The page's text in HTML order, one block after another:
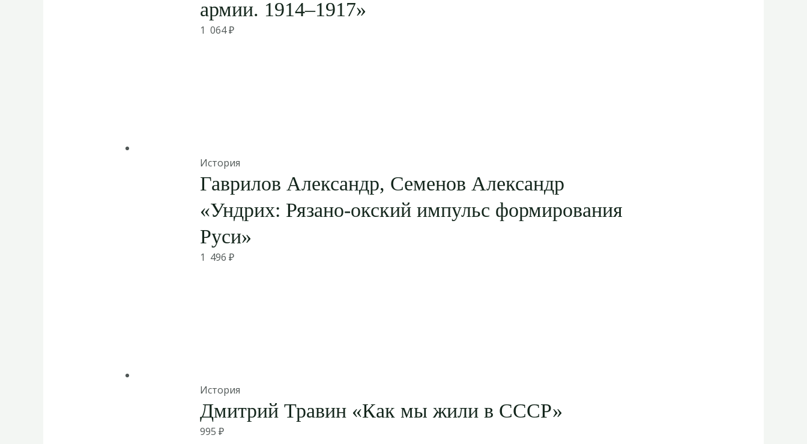
армии. 1914–1917»
1 064₽
История
Гаврилов Александр, Семенов Александр
«Ундрих: Рязано-окский импульс формирования
Руси»
1 496₽
История
Дмитрий Травин «Как мы жили в СССР»
995₽